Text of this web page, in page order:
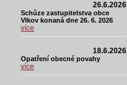
26.6.2026
Schůze zastupitelstva obce
Vlkov konaná dne 26. 6. 2026
více
18.6.2026
Opatření obecné povahy
více